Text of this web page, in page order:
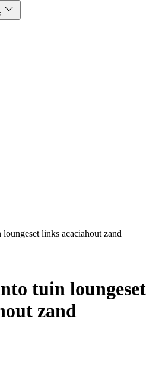
links acaciahout zand
tuin loungeset
zand